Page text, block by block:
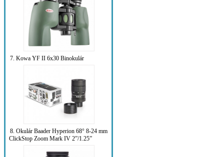
7. Kowa YF II 6x30 Binokulár
8. Okulár Baader Hyperion 68° 8-24 mm
ClickStop Zoom Mark IV 2”/1.25”